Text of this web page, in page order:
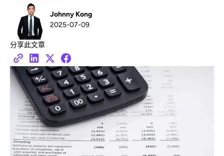
Johnny Kong
2025-07-09
分享此文章